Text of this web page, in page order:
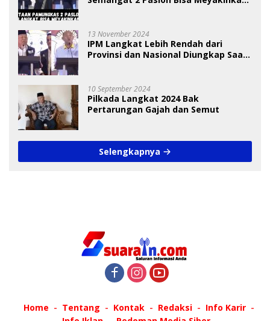
13 November 2024
IPM Langkat Lebih Rendah dari
Provinsi dan Nasional Diungkap Saat
10 September 2024
Pilkada Langkat 2024 Bak
Pertarungan Gajah dan Semut
Selengkapnya
Home Tentang Kontak Redaksi
Info Karir